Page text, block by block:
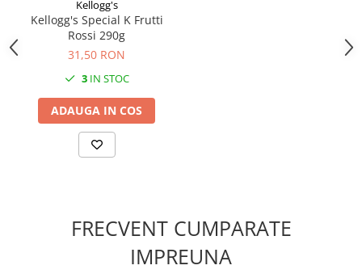
Kellogg's
Kellogg's Special K Frutti
Rossi 290g
31,50 RON
3IN STOC
ADAUGA IN COS
FRECVENT CUMPARATE
IMPREUNA